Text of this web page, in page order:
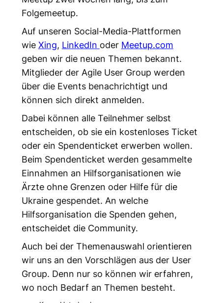
Folgemeetup.
Auf unseren Social-Media-Plattformen
wie Xing, LinkedIn oder Meetup.com
geben wir die neuen Themen bekannt.
Mitglieder der Agile User Group werden
über die Events benachrichtigt und
können sich direkt anmelden.
Dabei können alle Teilnehmer selbst
entscheiden, ob sie ein kostenloses Ticket
oder ein Spendenticket erwerben wollen.
Beim Spendenticket werden gesammelte
Einnahmen an Hilfsorganisationen wie
Ärzte ohne Grenzen oder Hilfe für die
Ukraine gespendet. An welche
Hilfsorganisation die Spenden gehen,
entscheidet die Community.
Auch bei der Themenauswahl orientieren
wir uns an den Vorschlägen aus der User
Group. Denn nur so können wir erfahren,
wo noch Bedarf an Themen besteht.